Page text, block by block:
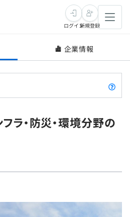
ログイン新規登録
企業情報
フラ・防災・環境分野の